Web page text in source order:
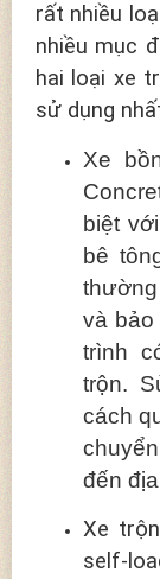
rất nhiều
nhiều mục
hai loại xe
sử dụng
Xe
biệt
bê
và
trình
trộn.
cách
đến
Xe
self-